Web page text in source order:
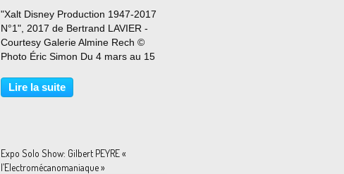
"Xalt Disney Production 1947-2017
N°1", 2017 de Bertrand LAVIER -
Courtesy Galerie Almine Rech ©
Photo Éric Simon Du 4 mars au 15
connaissait, a donné cette cruelle et
drolatique définition de la sculpture :
Lire la suite
Expo Solo Show: Gilbert PEYRE «
l’Electromécanomaniaque »